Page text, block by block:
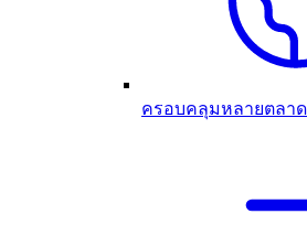
ครอบคลุมหลายตลาด